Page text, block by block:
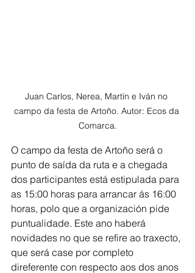
Juan Carlos, Nerea, Martín e Iván no
campo da festa de Artoño. Autor: Ecos da
Comarca.
O campo da festa de Artoño será o
punto de saída da ruta e a chegada
dos participantes está estipulada para
as 15:00 horas para arrancar ás 16:00
horas, polo que a organización pide
puntualidade. Este ano haberá
novidades no que se refire ao traxecto,
que será case por completo
direferente con respecto aos dos anos